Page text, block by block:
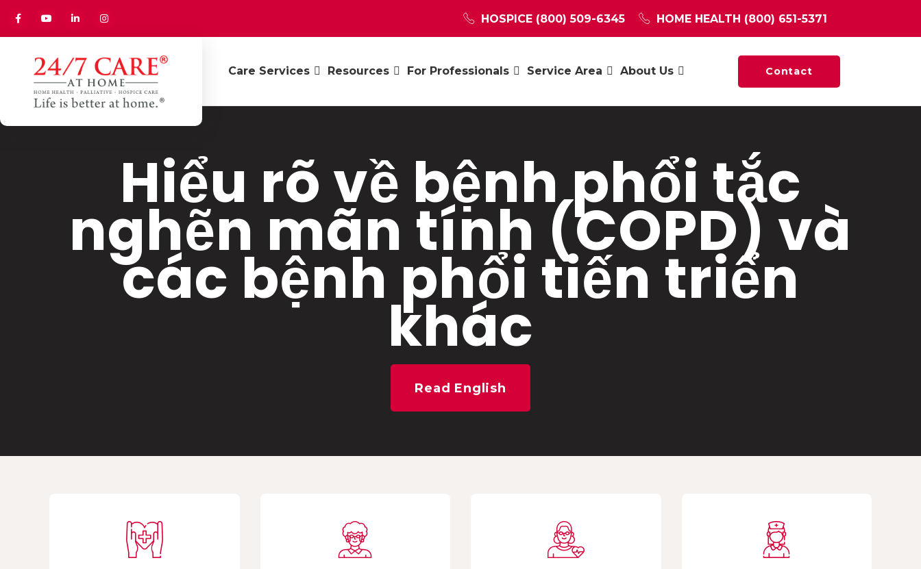
HOSPICE (800) 509-6345 HOME HEALTH (800) 651-5371
Care Services Resources For Professionals Service Area About Us Contact
Hiểu rõ về bệnh phổi tắc
nghẽn mãn tính (COPD) và
các bệnh phổi tiến triển
khác
Read English